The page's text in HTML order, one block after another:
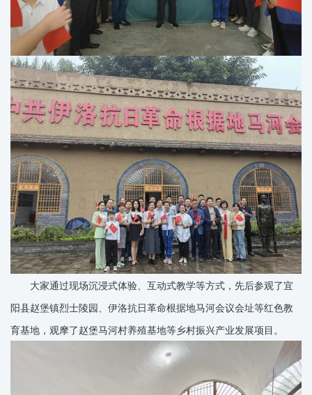
大家通过现场沉浸式体验、互动式教学等方式，先后参观了宜
阳县赵堡镇烈士陵园、伊洛抗日革命根据地马河会议会址等红色教
育基地，观摩了赵堡马河村养殖基地等乡村振兴产业发展项目。